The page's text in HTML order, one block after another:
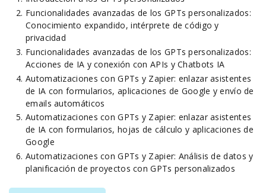
Funcionalidades avanzadas de los GPTs personalizados:
Conocimiento expandido, intérprete de código y
privacidad
Funcionalidades avanzadas de los GPTs personalizados:
Acciones de IA y conexión con APIs y Chatbots IA
Automatizaciones con GPTs y Zapier: enlazar asistentes
de IA con formularios, aplicaciones de Google y envío de
emails automáticos
Automatizaciones con GPTs y Zapier: enlazar asistentes
de IA con formularios, hojas de cálculo y aplicaciones de
Google
Automatizaciones con GPTs y Zapier: Análisis de datos y
planificación de proyectos con GPTs personalizados